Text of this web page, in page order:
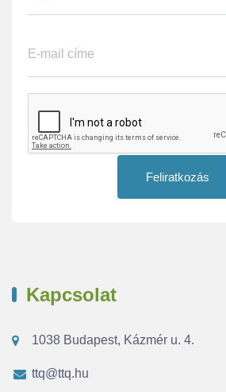
Feliratkozás
Kapcsolat
1038 Budapest, Kázmér u. 4.
ttq@ttq.hu